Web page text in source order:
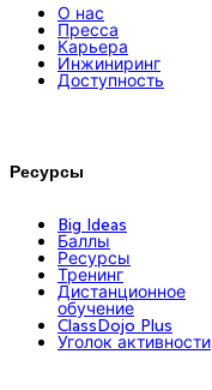
О нас
Пресса
Карьера
Инжиниринг
Доступность
Ресурсы
Big Ideas
Баллы
Ресурсы
Тренинг
Дистанционное
обучение
ClassDojo Plus
Уголок активности